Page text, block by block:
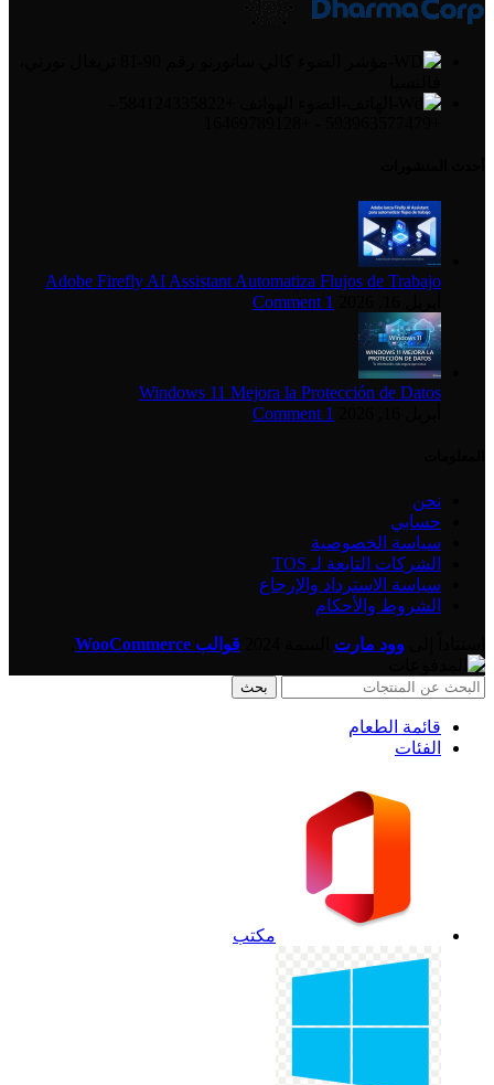
Adobe Firefly AI Assistant Automatiza Flujos de Trabajo
1 Comment
Windows 11 Mejora la Protección de Datos
1 Comment
نحن
حسابي
سياسة الخصوصية
الشركات التابعة لـ TOS
سياسة الاسترداد والإرجاع
الشروط والأحكام
وود مارت قوالب WooCommerce
بحث
قائمة الطعام
الفئات
مكتب